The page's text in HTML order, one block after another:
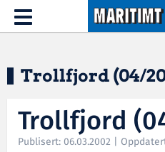
Hopp til hovedinnhold
Toggle
navigation
Trollfjord (04/
Trollfjord
Publisert: 06.03.2002 |